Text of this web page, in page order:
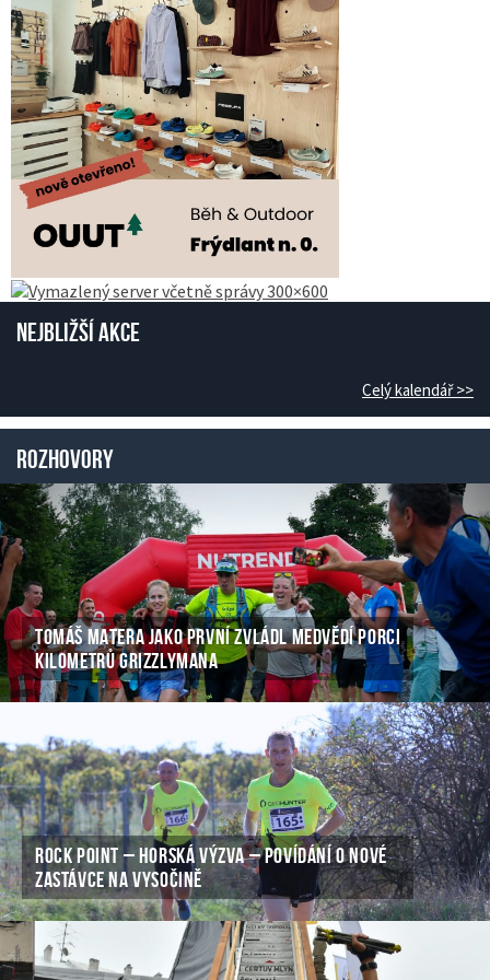
Nejbližší akce
Celý kalendář >>
Rozhovory
TOMÁŠ MATERA JAKO PRVNÍ ZVLÁDL MEDVĚDÍ PORCI
KILOMETRŮ GRIZZLYMANA
ROCK POINT – HORSKÁ VÝZVA – POVÍDÁNÍ O NOVÉ
ZASTÁVCE NA VYSOČINĚ